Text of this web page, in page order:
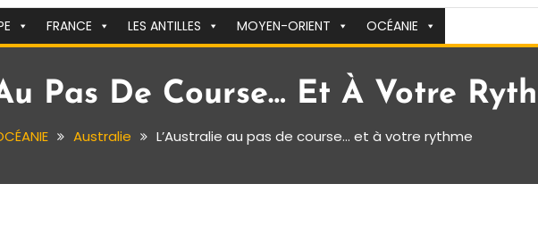
FRANCE LES ANTILLES MOYEN-ORIENT OCÉANIE
Pas De Course… Et À Votre
Australie L’Australie au pas de course… et à votre rythme